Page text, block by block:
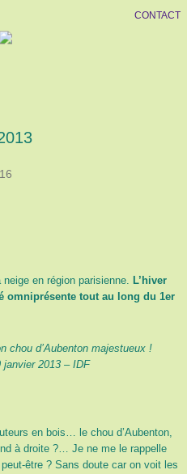
CONTACT
en région parisienne. L’hiver
omniprésente tout au long du 1er
chou d’Aubenton majestueux !
2013 – IDF
en bois… le chou d’Aubenton,
à droite ?… Je ne me le rappelle
être ? Sans doute car on voit les